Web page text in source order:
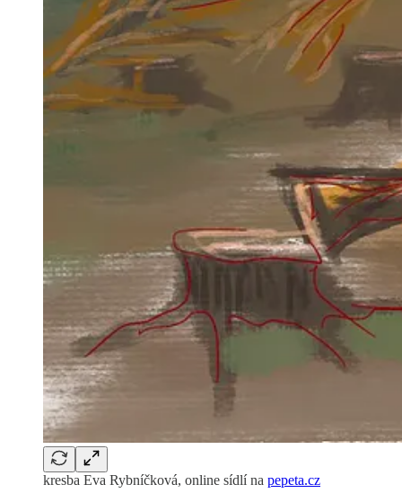
kresba Eva Rybníčková, online sídlí na pepeta.cz